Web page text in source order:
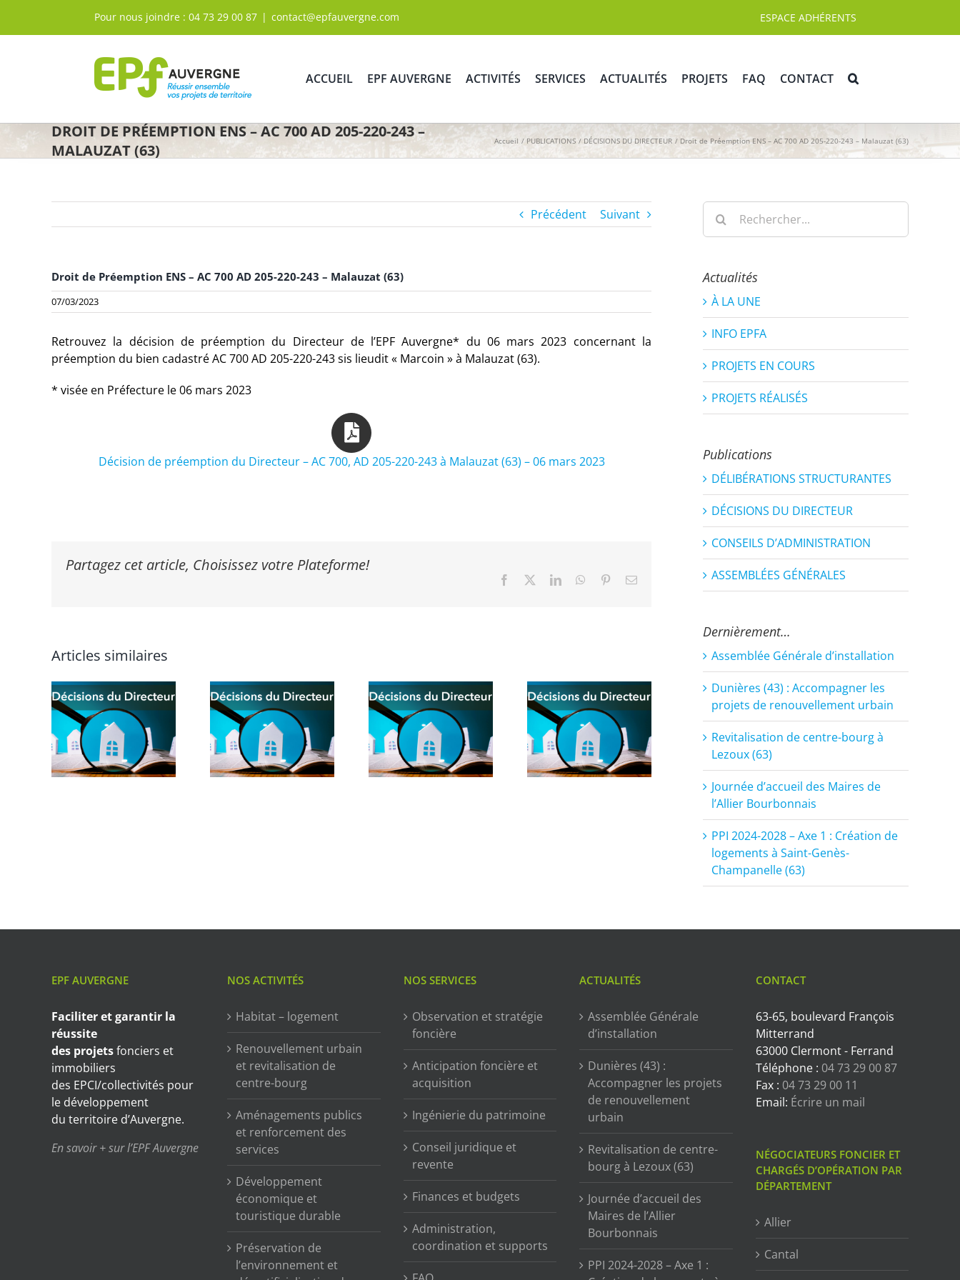
Pour nous joindre : 04 73 29 00 87 | contact@epfauvergne.com ESPACE ADHÉRENTS
ACCUEIL EPF AUVERGNE ACTIVITÉS SERVICES ACTUALITÉS PROJETS FAQ CONTACT
DROIT DE PRÉEMPTION ENS – AC 700 AD 205-220-243 –
MALAUZAT (63)
Accueil PUBLICATIONS DÉCISIONS DU DIRECTEUR Droit de Préemption ENS – AC 700 AD 205-220-243 – Malauzat (63)
Précédent Suivant
Droit de Préemption ENS – AC 700 AD 205-220-243 – Malauzat (63)
07/03/2023
Retrouvez la décision de préemption du Directeur de l’EPF Auvergne* du 06 mars 2023 concernant la
préemption du bien cadastré AC 700 AD 205-220-243 sis lieudit « Marcoin » à Malauzat (63).
* visée en Préfecture le 06 mars 2023
Décision de préemption du Directeur – AC 700, AD 205-220-243 à Malauzat (63) – 06 mars 2023
Partagez cet article, Choisissez votre Plateforme!
Facebook LinkedInWhatsApp
PinterestEmail
Articles similaires
Rechercher:
Actualités
À LA UNE
INFO EPFA
PROJETS EN COURS
PROJETS RÉALISÉS
Publications
DÉLIBÉRATIONS STRUCTURANTES
DÉCISIONS DU DIRECTEUR
CONSEILS D’ADMINISTRATION
ASSEMBLÉES GÉNÉRALES
Dernièrement…
Assemblée Générale d’installation
Dunières (43) : Accompagner les
projets de renouvellement urbain
Revitalisation de centre-bourg à
Lezoux (63)
Journée d’accueil des Maires de
l’Allier Bourbonnais
PPI 2024-2028 – Axe 1 : Création de
logements à Saint-Genès-
Champanelle (63)
EPF AUVERGNE
Faciliter et garantir la
réussite
des projetsfonciers et
immobiliers
des EPCI/collectivités pour
le développement
du territoire d’Auvergne.
En savoir + sur l’EPF Auvergne
NOS ACTIVITÉS
Habitat – logement
Renouvellement urbain
et revitalisation de
centre-bourg
Aménagements publics
et renforcement des
services
Développement
économique et
touristique durable
Préservation de
l’environnement et
NOS SERVICES
Observation et stratégie
foncière
Anticipation foncière et
acquisition
Ingénierie du patrimoine
Conseil juridique et
revente
Finances et budgets
Administration,
coordination et supports
ACTUALITÉS
Assemblée Générale
d’installation
Dunières (43) :
Accompagner les projets
de renouvellement
urbain
Revitalisation de centre-
bourg à Lezoux (63)
Journée d’accueil des
Maires de l’Allier
Bourbonnais
PPI 2024-2028 – Axe 1 :
CONTACT
63-65, boulevard François
Mitterrand
63000 Clermont - Ferrand
Téléphone : 04 73 29 00 87
Fax : 04 73 29 00 11
Email: Écrire un mail
NÉGOCIATEURS FONCIER ET
CHARGÉS D’OPÉRATION PAR
DÉPARTEMENT
Allier
Cantal